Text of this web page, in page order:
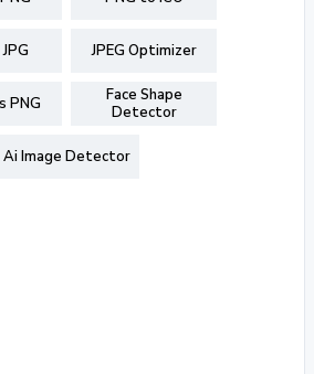
JPEG Optimizer
PNG
Face Shape
Detector
Ai Image Detector